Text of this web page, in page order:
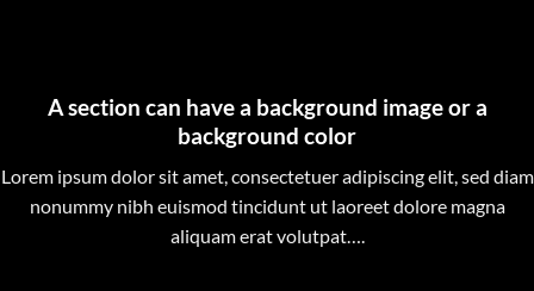
A section can have a background image or a
background color
Lorem ipsum dolor sit amet, consectetuer adipiscing elit, sed diam
nonummy nibh euismod tincidunt ut laoreet dolore magna
aliquam erat volutpat….